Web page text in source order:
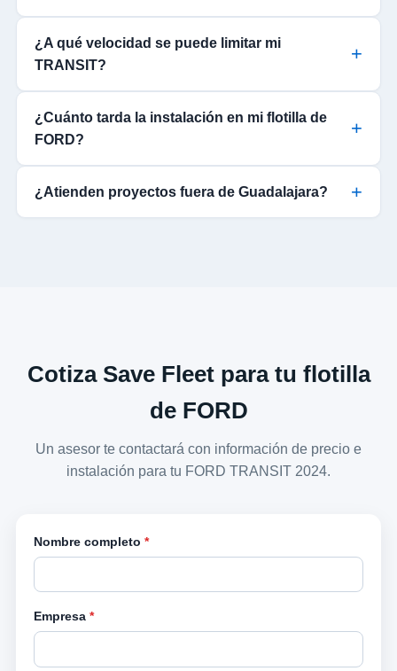
¿A qué velocidad se puede limitar mi
TRANSIT?
¿Cuánto tarda la instalación en mi flotilla de
FORD?
¿Atienden proyectos fuera de Guadalajara?
Cotiza Save Fleet para tu flotilla
de FORD
Un asesor te contactará con información de precio e
instalación para tu FORD TRANSIT 2024.
Nombre completo *
Empresa *